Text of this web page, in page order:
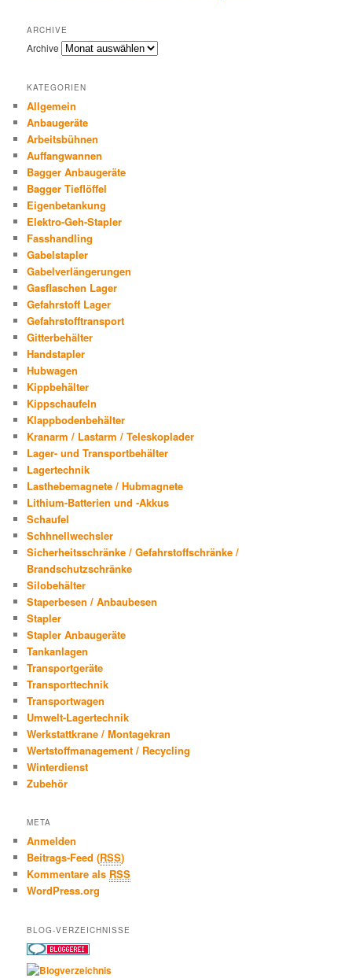
ARCHIVE
Archive
KATEGORIEN
Allgemein
Anbaugeräte
Arbeitsbühnen
Auffangwannen
Bagger Anbaugeräte
Bagger Tieflöffel
Eigenbetankung
Elektro-Geh-Stapler
Fasshandling
Gabelstapler
Gabelverlängerungen
Gasflaschen Lager
Gefahrstoff Lager
Gefahrstofftransport
Gitterbehälter
Handstapler
Hubwagen
Kippbehälter
Kippschaufeln
Klappbodenbehälter
Kranarm / Lastarm / Teleskoplader
Lager- und Transportbehälter
Lagertechnik
Lasthebemagnete / Hubmagnete
Lithium-Batterien und -Akkus
Schaufel
Schhnellwechsler
Sicherheitsschränke / Gefahrstoffschränke /
Brandschutzschränke
Silobehälter
Staperbesen / Anbaubesen
Stapler
Stapler Anbaugeräte
Tankanlagen
Transportgeräte
Transporttechnik
Transportwagen
Umwelt-Lagertechnik
Werkstattkrane / Montagekran
Wertstoffmanagement / Recycling
Winterdienst
Zubehör
META
Anmelden
Beitrags-Feed (RSS)
Kommentare als RSS
WordPress.org
BLOG-VERZEICHNISSE